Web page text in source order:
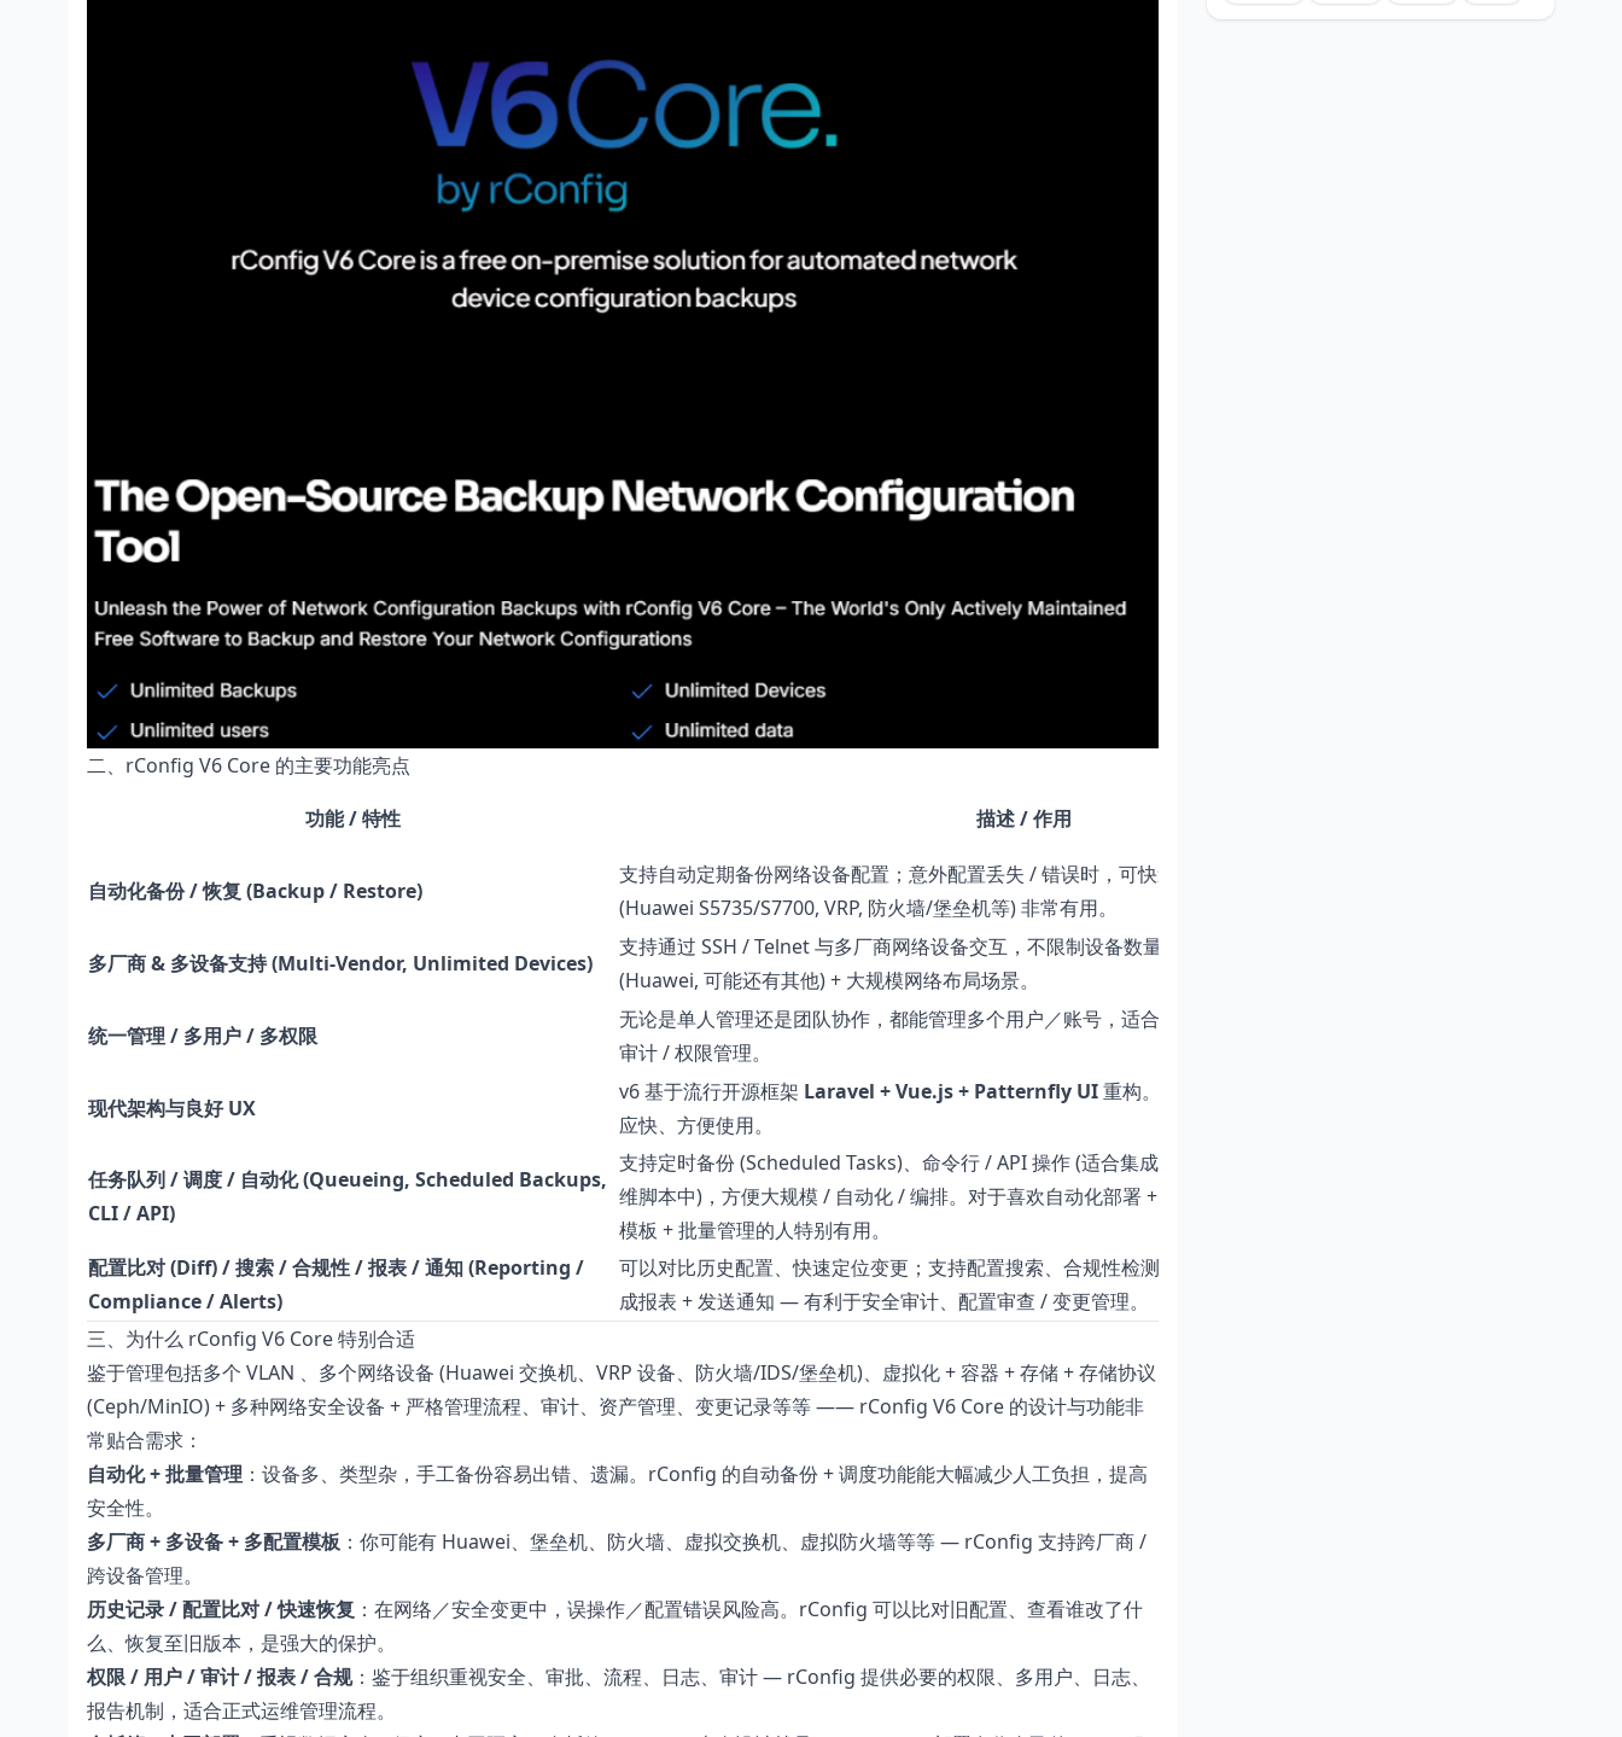
二、rConfig V6 Core 的主要功能亮点
功能 / 特性
描述 / 作用
自动化备份 / 恢复 (Backup / Restore)
支持自动定期备份网络设备配置；意外配置丢失 / 错误时，可快速恢复 — 对于你的网络设备
(Huawei S5735/S7700, VRP, 防火墙/堡垒机等) 非常有用。
多厂商 & 多设备支持 (Multi-Vendor, Unlimited Devices)
支持通过 SSH / Telnet 与多厂商网络设备交互，不限制设备数量，非常适合你当前混合厂商
(Huawei, 可能还有其他) + 大规模网络布局场景。
统一管理 / 多用户 / 多权限
无论是单人管理还是团队协作，都能管理多个用户／账号，适合团队运维 + 多人协作 + 分工 +
审计 / 权限管理。
现代架构与良好 UX
v6 基于流行开源框架 Laravel + Vue.js + Patternfly UI重构。相比老版本 UI/UX，现代、响
应快、方便使用。
任务队列 / 调度 / 自动化 (Queueing, Scheduled Backups,
CLI / API)
支持定时备份 (Scheduled Tasks)、命令行 / API 操作 (适合集成到自动化 / 基础设施即代码 / 运
维脚本中)，方便大规模 / 自动化 / 编排。对于喜欢自动化部署 + 大量虚拟机 + 网络设备 + 配置
模板 + 批量管理的人特别有用。
配置比对 (Diff) / 搜索 / 合规性 / 报表 / 通知 (Reporting /
Compliance / Alerts)
可以对比历史配置、快速定位变更；支持配置搜索、合规性检测 (policy compliance)，并能生
成报表 + 发送通知 — 有利于安全审计、配置审查 / 变更管理。
三、为什么 rConfig V6 Core 特别合适
鉴于管理包括多个 VLAN 、多个网络设备 (Huawei 交换机、VRP 设备、防火墙/IDS/堡垒机)、虚拟化 + 容器 + 存储 + 存储协议
(Ceph/MinIO) + 多种网络安全设备 + 严格管理流程、审计、资产管理、变更记录等等 —— rConfig V6 Core 的设计与功能非
常贴合需求：
自动化 + 批量管理 ：设备多、类型杂，手工备份容易出错、遗漏。rConfig 的自动备份 + 调度功能能大幅减少人工负担，提高
安全性。
多厂商 + 多设备 + 多配置模板 ：你可能有 Huawei、堡垒机、防火墙、虚拟交换机、虚拟防火墙等等 — rConfig 支持跨厂商 /
跨设备管理。
历史记录 / 配置比对 / 快速恢复 ：在网络／安全变更中，误操作／配置错误风险高。rConfig 可以比对旧配置、查看谁改了什
么、恢复至旧版本，是强大的保护。
权限 / 用户 / 审计 / 报表 / 合规：鉴于组织重视安全、审批、流程、日志、审计 — rConfig 提供必要的权限、多用户、日志、
报告机制，适合正式运维管理流程。